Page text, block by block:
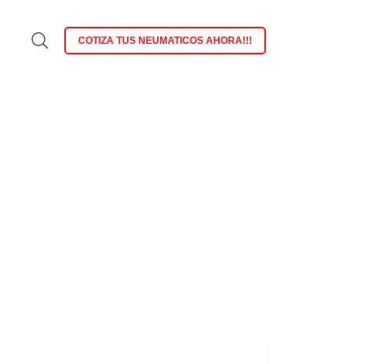
COTIZA TUS NEUMATICOS AHORA!!!